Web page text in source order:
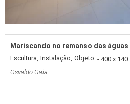
Mariscando no remanso das águas
Escultura, Instalação, Objeto - 400 x 140
Osvaldo Gaia